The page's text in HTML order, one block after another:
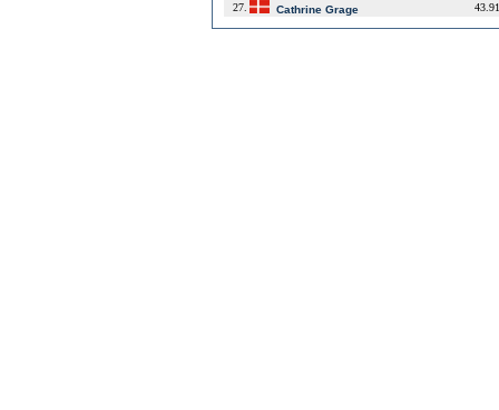
27.
Cathrine Grage 43.91